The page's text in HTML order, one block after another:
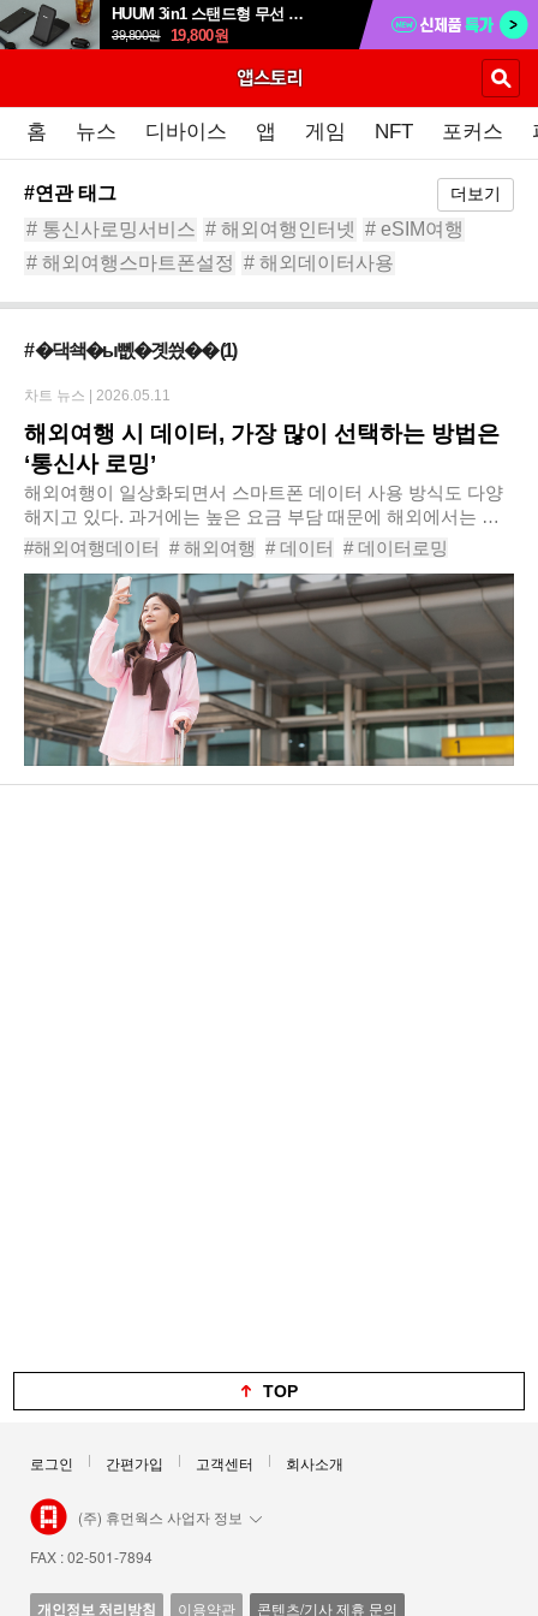
HUUM 3in1 스탠드형 무선 충전 패드 HWC-700QA
39,800원 19,800원
홈 뉴스 디바이스 앱 게임 NFT 포커스
#연관 태그 더보기
# 통신사로밍서비스 # 해외여행인터넷 # eSIM여행
# 해외여행스마트폰설정 # 해외데이터사용
# �댁쇅�ы뻾�곗씠��(1)
해외여행 시 데이터, 가장 많이 선택하는 방법은
‘통신사 로밍’
해외여행이 일상화되면서 스마트폰 데이터 사용 방식도 다양
해지고 있다. 과거에는 높은 요금 부담 때문에 해외에서는 와
이파이만 사용하는 경우가 많았지만, 최근에는 통신사 로밍 요
금제 경쟁과 eSIM 지원 확대 등으로 데이..
#해외여행데이터 # 해외여행 # 데이터 # 데이터로밍
# eSIM사용법 # 해외유심추천 # 포켓와이파이
# 해외데이터사용 # 통신사로밍서비스 # 해외여행인터넷
# eSIM여행
# 해외여행스마트폰설정
차트 뉴스 | 2026.05.11
TOP
로그인 간편가입 고객센터 회사소개
(주) 휴먼웍스 사업자 정보
FAX : 02-501-7894
개인정보 처리방침 이용약관 콘텐츠/기사 제휴 문의